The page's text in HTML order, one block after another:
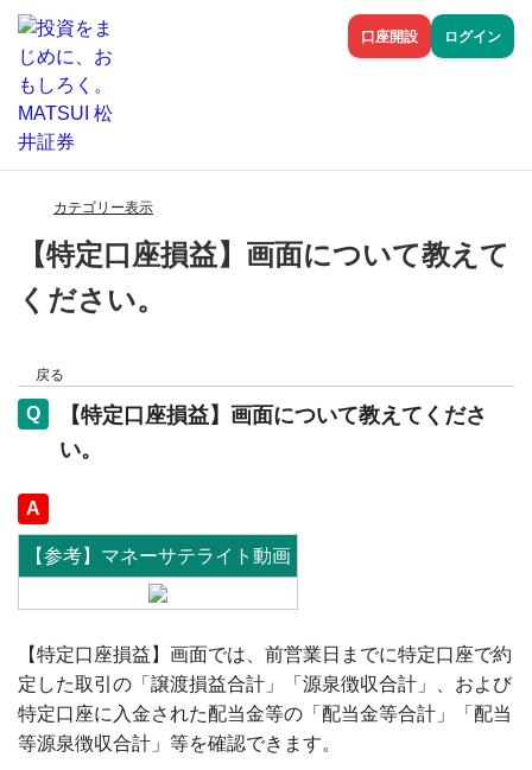
口座開設 ログイン
カテゴリー表示
【特定口座損益】画面について教えて
ください。
戻る
【特定口座損益】画面について教えてくださ
い。
回答
【参考】マネーサテライト動画
【特定口座損益】画面では、前営業日までに特定口座で約
定した取引の「譲渡損益合計」「源泉徴収合計」、および
特定口座に入金された配当金等の「配当金等合計」「配当
等源泉徴収合計」等を確認できます。